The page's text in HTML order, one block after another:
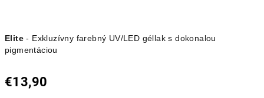
Elite- Exkluzívny farebný UV/LED géllak s dokonalou
pigmentáciou
€13,90